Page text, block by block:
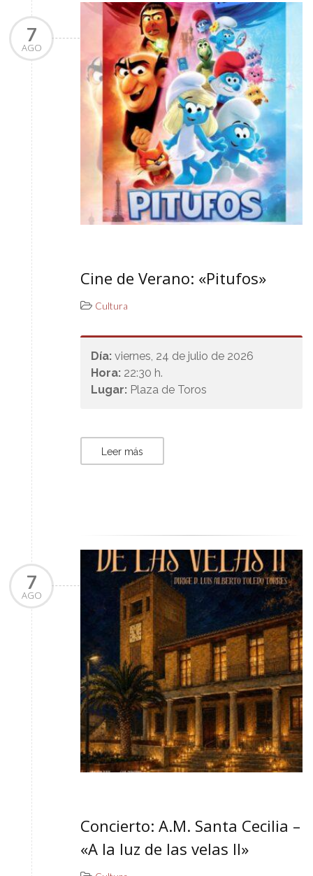
7
AGO
Cine de Verano: «Pitufos»
Cultura
Día: viernes, 24 de julio de 2026
Hora: 22:30 h.
Lugar: Plaza de Toros
Leer más
7
AGO
Concierto: A.M. Santa Cecilia –
«A la luz de las velas II»